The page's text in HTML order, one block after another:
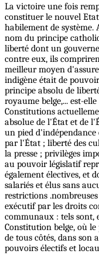
La victoire une fois
constituer le nouvel
habilement de
nom du principe
liberté dont un
contre eux, ils
meilleur moyen
indigène était de
principe absolu de
royaume belge,... est-
Constitutions
absolue de l'État et de
un pied d'indépendance
par l'État ; liberté des
la presse ; privilèges
au pouvoir législatif
également électives, et
salariés et élus sans
restrictions
exécutif par les droits
communaux : tels sont,
Constitution belge, où
de tous côtés, dans
pouvoirs électifs et